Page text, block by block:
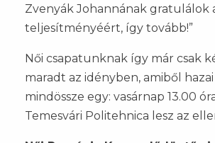
Zvenyák Johannának gratulálok
teljesítményéért, így tovább!”
Női csapatunknak így már csak
maradt az idényben, amiből
mindössze egy: vasárnap 13.00
Temesvári Politehnica lesz az